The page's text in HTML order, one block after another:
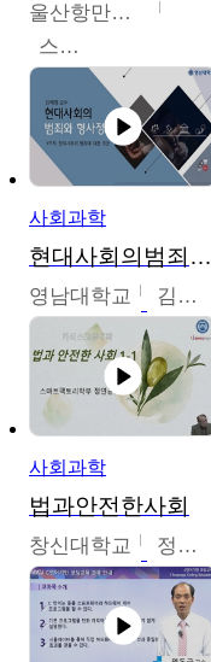
울산항만공사
스마트해상물류관리사 교육위원회
사회과학
현대사회의범죄와형사정책
영남대학교 김혜정
사회과학
법과안전한사회
창신대학교 정연균